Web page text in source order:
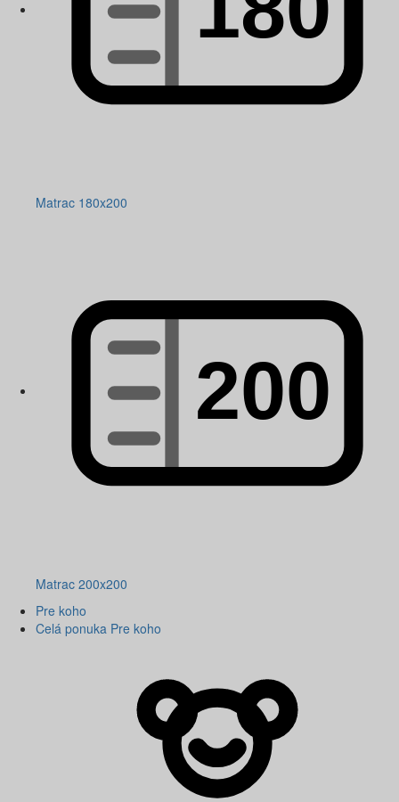
Matrac 180x200
Matrac 200x200
Pre koho
Celá ponuka Pre koho